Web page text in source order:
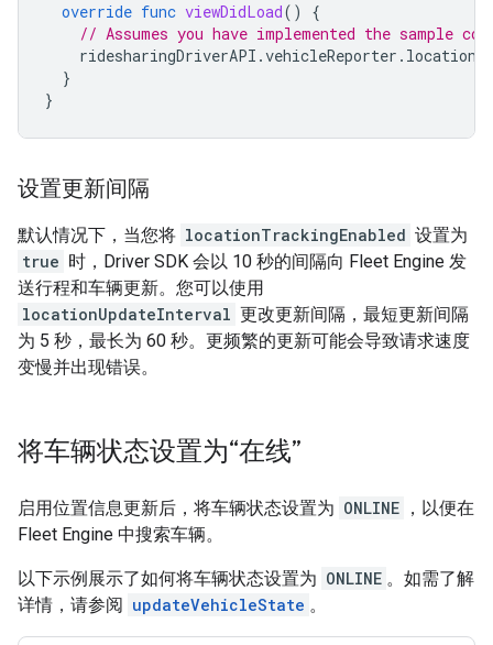
override func viewDidLoad()
{
// Assumes you have implemented the sample
ridesharingDriverAPI .vehicleReporter .
}
}
设置更新间隔
默认情况下，当您将 locationTrackingEnabled 设置为
true 时，Driver SDK 会以 10 秒的间隔向 Fleet Engine 发
送行程和车辆更新。您可以使用
locationUpdateInterval 更改更新间隔，最短更新间隔
为 5 秒，最长为 60 秒。更频繁的更新可能会导致请求速度
变慢并出现错误。
将车辆状态设置为“在线”
启用位置信息更新后，将车辆状态设置为 ONLINE ，以便在
Fleet Engine 中搜索车辆。
以下示例展示了如何将车辆状态设置为 ONLINE 。如需了解
详情，请参阅 updateVehicleState 。